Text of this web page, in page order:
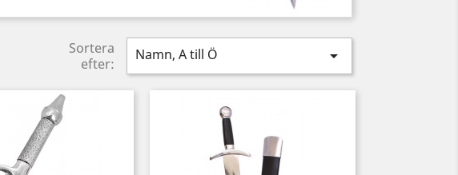
Sortera
efter:
Namn, A till Ö 